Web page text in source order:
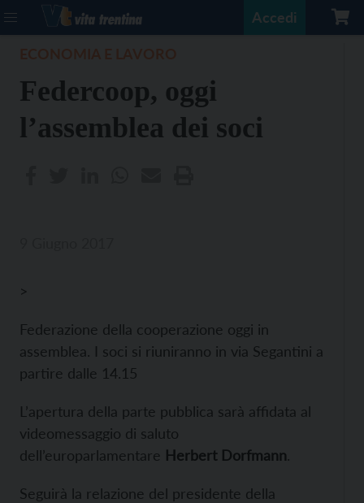
Accedi
Federcoop, oggi
l’assemblea dei soci
>
Federazione della cooperazione oggi in
assemblea. I soci si riuniranno in via Segantini a
partire dalle 14.15
L’apertura della parte pubblica sarà affidata al
videomessaggio di saluto
dell’europarlamentare Herbert Dorfmann.
Seguirà la relazione del presidente della